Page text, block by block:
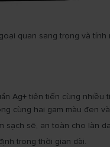
quan sang trọng và tính
Ag+ tiên tiến cùng
cùng hai gam màu đen
sạch sẽ, an toàn cho làn
trong thời gian dài.